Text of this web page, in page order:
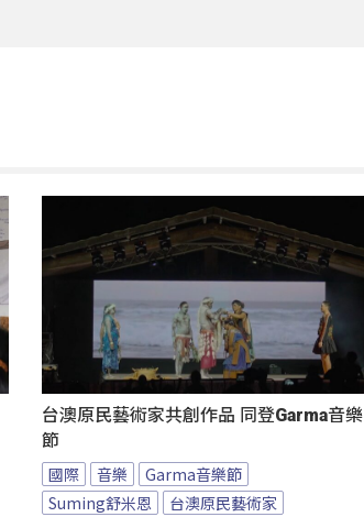
台澳原民藝術家共創作品 同登Garma音樂
節
國際 音樂
Garma音樂節
Suming舒米恩
台澳原民藝術家